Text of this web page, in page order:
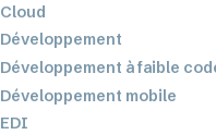
Cloud
Développement
Développement à faible
Développement mobile
EDI